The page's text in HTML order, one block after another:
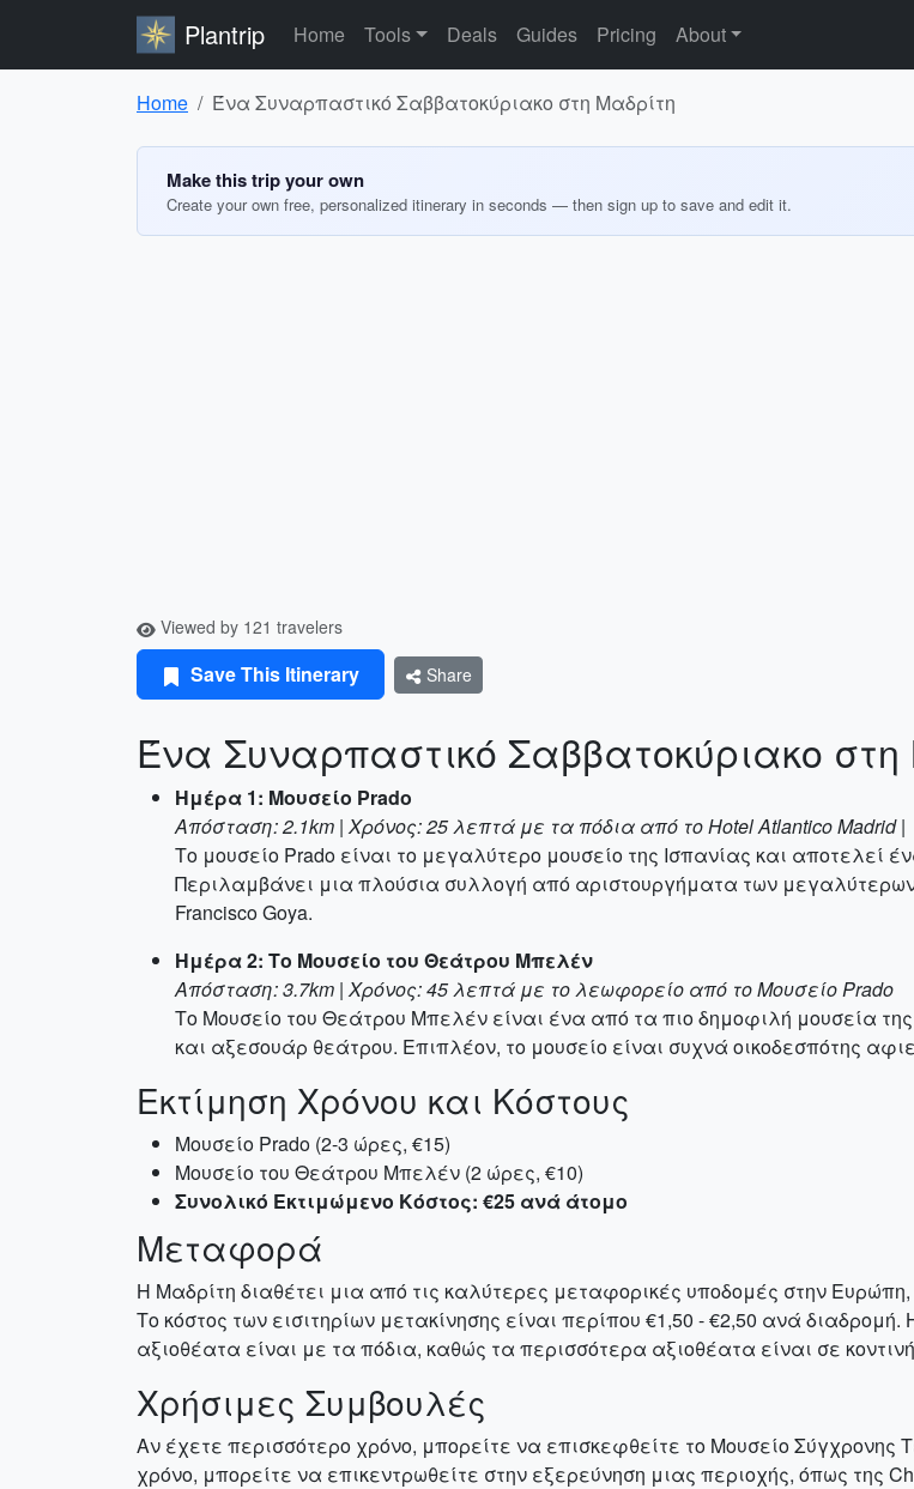
Plantrip Home Tools Deals Guides Pricing About
Home Ένα Συναρπαστικό Σαββατοκύριακο στη Μαδρίτη
Make this trip your own
Create your own free, personalized itinerary in seconds — then sign up to save and edit it.
Viewed by 121 travelers
Save This Itinerary Share
Ένα Συναρπαστικό Σαββατοκύριακο στη
Ημέρα 1: Μουσείο Prado
Απόσταση: 2.1km | Χρόνος: 25 λεπτά με τα πόδια από το Hotel Atlantico Madrid |
Το μουσείο Prado είναι το μεγαλύτερο μουσείο της Ισπανίας και αποτελεί
Περιλαμβάνει μια πλούσια συλλογή από αριστουργήματα των
Francisco Goya.
Ημέρα 2: Το Μουσείο του Θεάτρου Μπελέν
Απόσταση: 3.7km | Χρόνος: 45 λεπτά με το λεωφορείο από το Μουσείο Prado
Το Μουσείο του Θεάτρου Μπελέν είναι ένα από τα πιο δημοφιλή μουσεία
και αξεσουάρ θεάτρου. Επιπλέον, το μουσείο είναι συχνά οικοδεσπότης
Εκτίμηση Χρόνου και Κόστους
Μουσείο Prado (2-3 ώρες, €15)
Μουσείο του Θεάτρου Μπελέν (2 ώρες, €10)
Συνολικό Εκτιμώμενο Κόστος: €25 ανά άτομο
Μεταφορά
Η Μαδρίτη διαθέτει μια από τις καλύτερες μεταφορικές υποδομές στην
Το κόστος των εισιτηρίων μετακίνησης είναι περίπου €1,50 - €2,50 ανά
αξιοθέατα είναι με τα πόδια, καθώς τα περισσότερα αξιοθέατα είναι σε
Χρήσιμες Συμβουλές
Αν έχετε περισσότερο χρόνο, μπορείτε να επισκεφθείτε το Μουσείο Σύγχρονης
χρόνο, μπορείτε να επικεντρωθείτε στην εξερεύνηση μιας περιοχής, όπως της